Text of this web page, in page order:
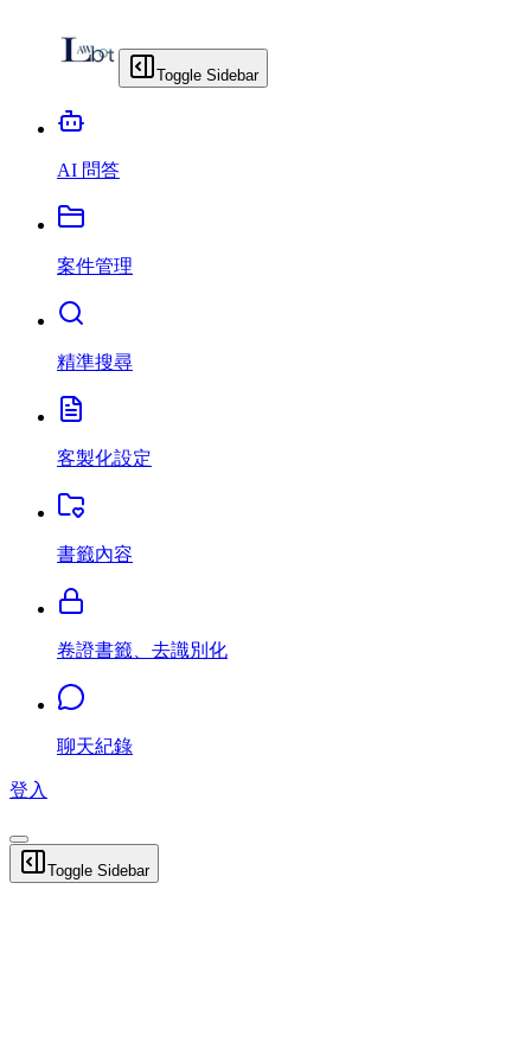
Toggle Sidebar
AI 問答
案件管理
精準搜尋
客製化設定
書籤內容
卷證書籤、去識別化
聊天紀錄
登入
Toggle Sidebar